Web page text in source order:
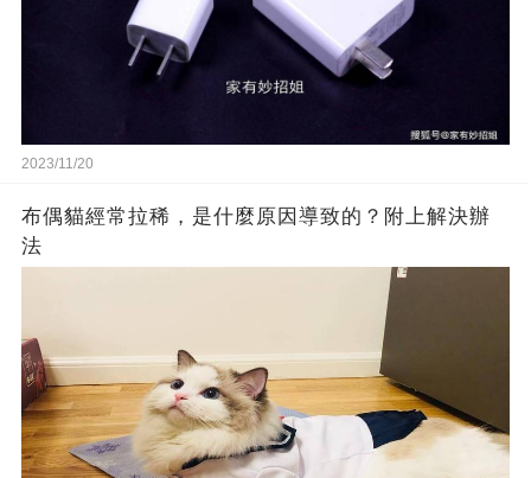
2023/11/20
布偶貓經常拉稀，是什麼原因導致的？附上解決辦
法